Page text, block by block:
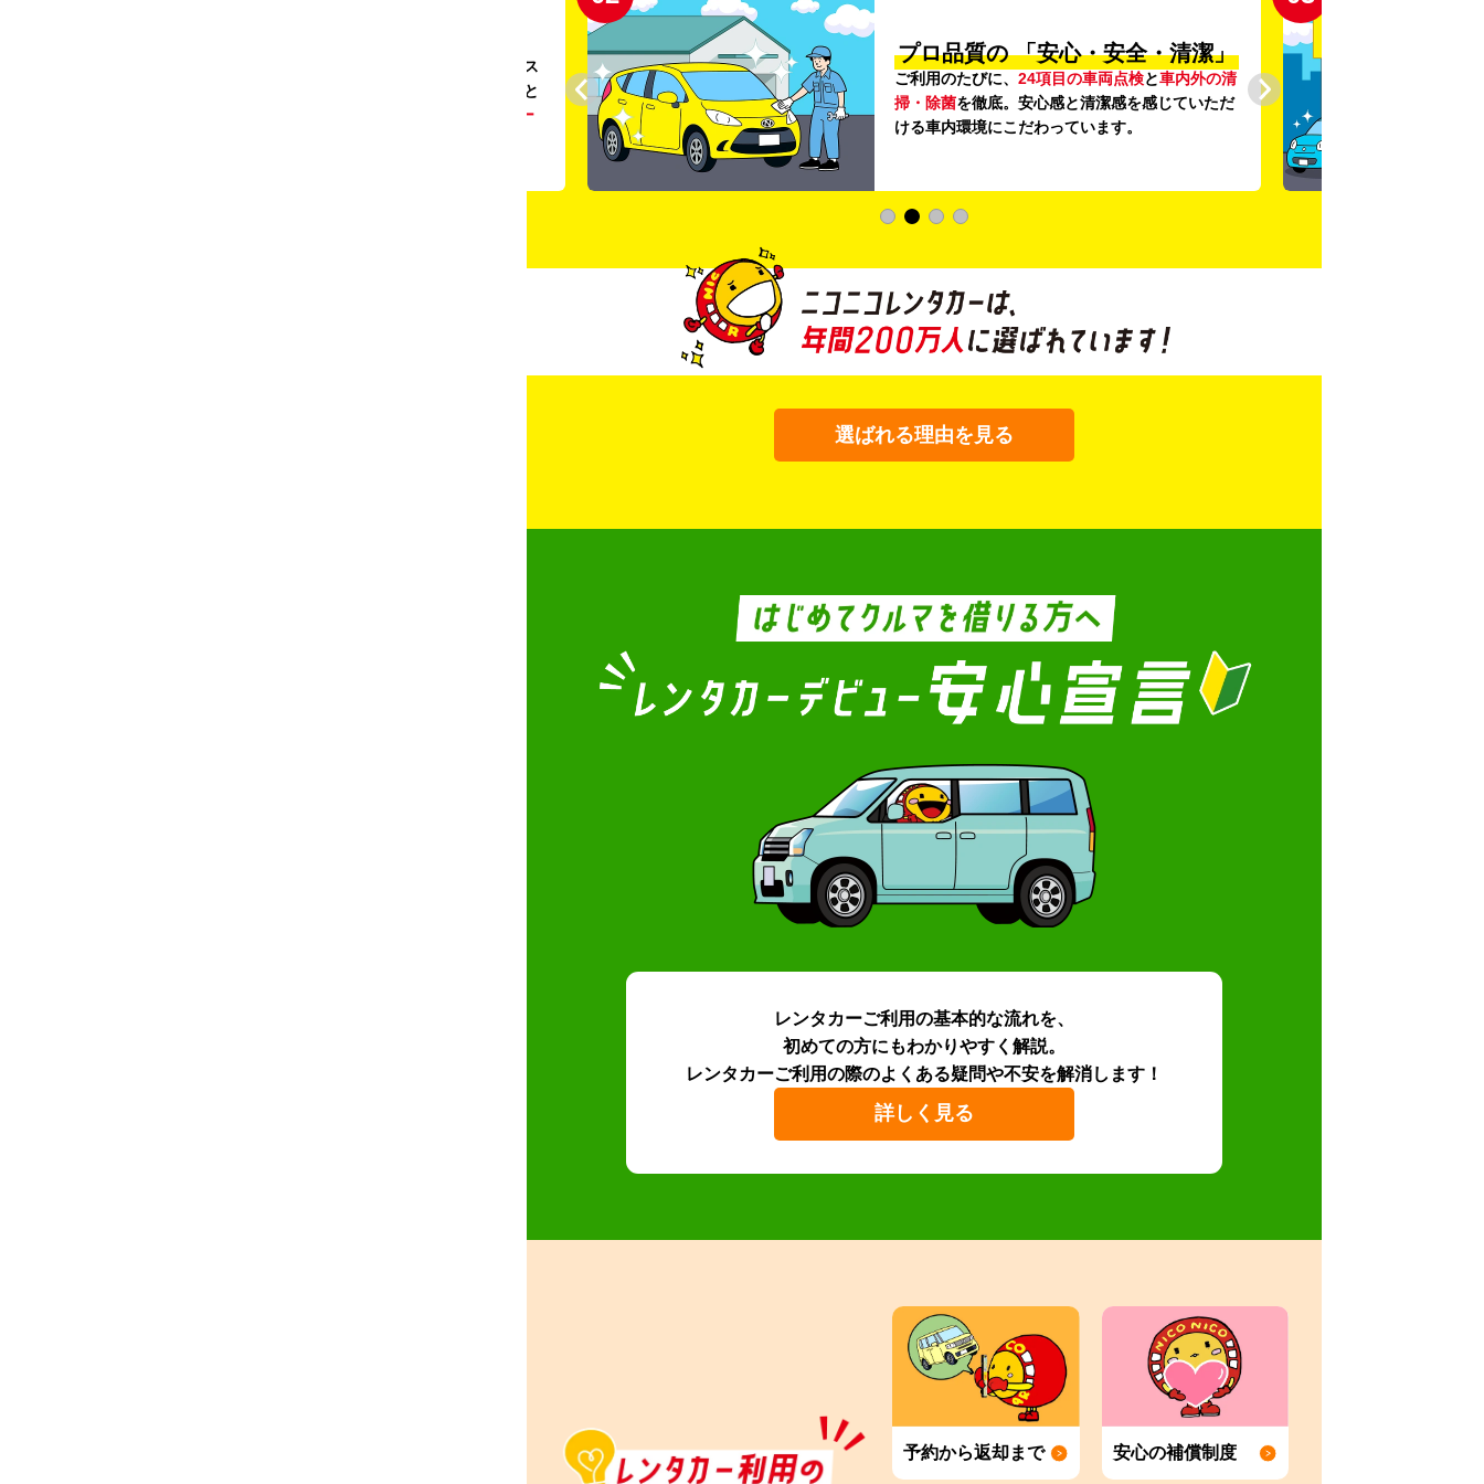
。ガソリンス
タンドや整備工場の既存インフラを活用すること
リー
プロ品質の 「安心・安全・清潔」
ご利用のたびに、 24項目の車両点検と車内外の清
掃・除菌を徹底。安心感と清潔感を感じていただ
ける車内環境にこだわっています。
選ばれる理由を見る
レンタカーご利用の基本的な流れを、
初めての方にもわかりやすく解説。
レンタカーご利用の際のよくある疑問や不安を解消します！
詳しく見る
予約から返却まで 安心の補償制度